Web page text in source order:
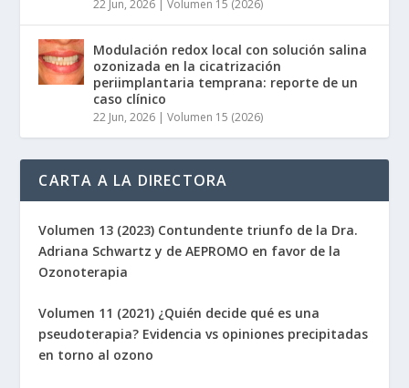
22 Jun, 2026 |Volumen 15 (2026)
Modulación redox local con solución salina
ozonizada en la cicatrización
periimplantaria temprana: reporte de un
caso clínico
22 Jun, 2026 |Volumen 15 (2026)
CARTA A LA DIRECTORA
Volumen 13 (2023) Contundente triunfo de la Dra.
Adriana Schwartz y de AEPROMO en favor de la
Ozonoterapia
Volumen 11 (2021) ¿Quién decide qué es una
pseudoterapia? Evidencia vs opiniones precipitadas
en torno al ozono